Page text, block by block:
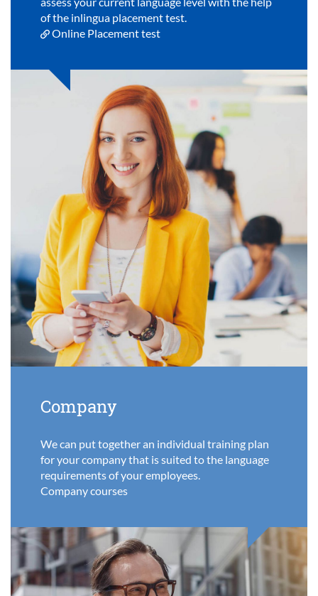
of the inlingua placement test.
Online Placement test
Company
We can put together an individual training plan
for your company that is suited to the language
requirements of your employees.
Company courses